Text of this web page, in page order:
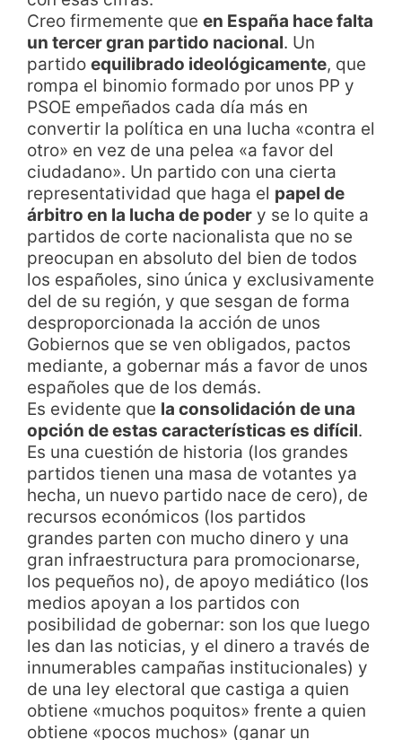
Creo firmemente que en España hace falta
un tercer gran partido nacional. Un
partido equilibrado ideológicamente, que
rompa el binomio formado por unos PP y
PSOE empeñados cada día más en
convertir la política en una lucha «contra el
otro» en vez de una pelea «a favor del
ciudadano». Un partido con una cierta
representatividad que haga el papel de
árbitro en la lucha de poder y se lo quite a
partidos de corte nacionalista que no se
preocupan en absoluto del bien de todos
los españoles, sino única y exclusivamente
del de su región, y que sesgan de forma
desproporcionada la acción de unos
Gobiernos que se ven obligados, pactos
mediante, a gobernar más a favor de unos
españoles que de los demás.
Es evidente que la consolidación de una
opción de estas características es difícil.
Es una cuestión de historia (los grandes
partidos tienen una masa de votantes ya
hecha, un nuevo partido nace de cero), de
recursos económicos (los partidos
grandes parten con mucho dinero y una
gran infraestructura para promocionarse,
los pequeños no), de apoyo mediático (los
medios apoyan a los partidos con
posibilidad de gobernar: son los que luego
les dan las noticias, y el dinero a través de
innumerables campañas institucionales) y
de una ley electoral que castiga a quien
obtiene «muchos poquitos» frente a quien
obtiene «pocos muchos» (ganar un